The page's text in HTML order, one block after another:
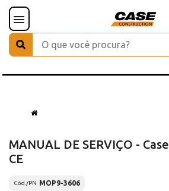
MANUAL DE SERVIÇO - Case
CE
Cód./PN MOP9-3606